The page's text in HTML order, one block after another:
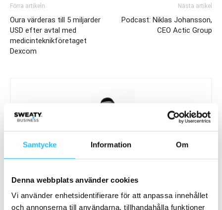
Samtycke Information Om
Denna webbplats använder cookies
Vi använder enhetsidentifierare för att anpassa innehållet
och annonserna till användarna, tillhandahålla funktioner
Förra artikeln
Oura värderas till 5 miljarder
USD efter avtal med
medicinteknikföretaget
Dexcom
Nästa artikel
Podcast: Niklas Johansson,
CEO Actic Group
Brian van den Brink